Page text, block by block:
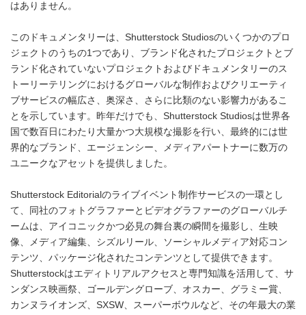
はありません。
このドキュメンタリーは、Shutterstock Studiosのいくつかのプロ
ジェクトのうちの1つであり、ブランド化されたプロジェクトとブ
ランド化されていないプロジェクトおよびドキュメンタリーのス
トーリーテリングにおけるグローバルな制作およびクリエーティ
ブサービスの幅広さ、奥深さ、さらに比類のない影響力があるこ
とを示しています。昨年だけでも、Shutterstock Studiosは世界各
国で数百日にわたり大量かつ大規模な撮影を行い、最終的には世
界的なブランド、エージェンシー、メディアパートナーに数万の
ユニークなアセットを提供しました。
Shutterstock Editorialのライブイベント制作サービスの一環とし
て、同社のフォトグラファーとビデオグラファーのグローバルチ
ームは、アイコニックかつ必見の舞台裏の瞬間を撮影し、生映
像、メディア編集、シズルリール、ソーシャルメディア対応コン
テンツ、パッケージ化されたコンテンツとして提供できます。
Shutterstockはエディトリアルアクセスと専門知識を活用して、サ
ンダンス映画祭、ゴールデングローブ、オスカー、グラミー賞、
カンヌライオンズ、SXSW、スーパーボウルなど、その年最大の業